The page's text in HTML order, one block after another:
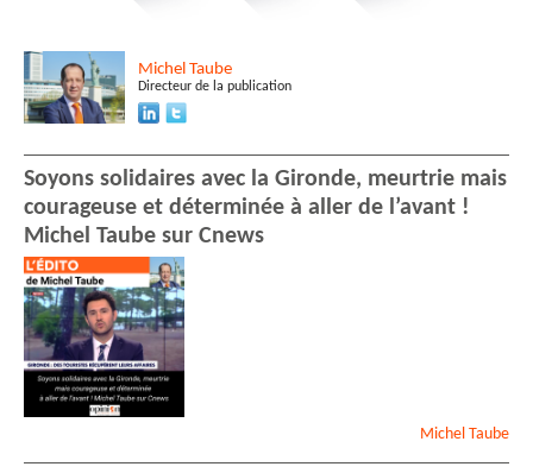
Michel Taube
Directeur de la publication
Soyons solidaires avec la Gironde, meurtrie mais
courageuse et déterminée à aller de l’avant !
Michel Taube sur Cnews
Michel Taube